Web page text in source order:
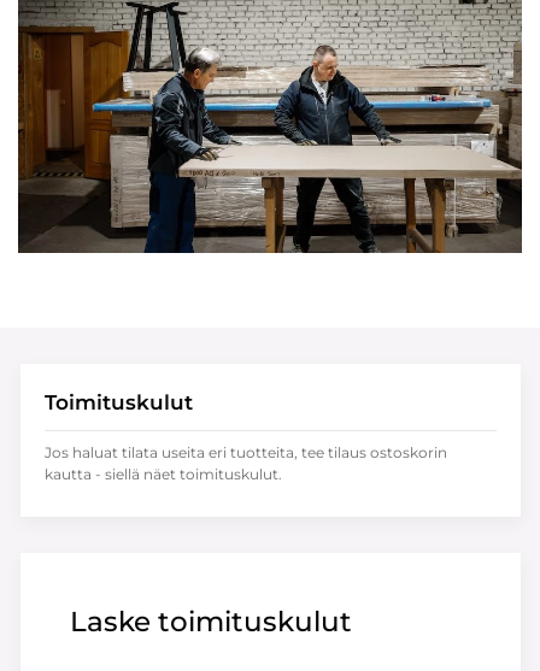
Laske toimituskulut
Toimituskulut
Jos haluat tilata useita eri tuotteita, tee tilaus ostoskorin
kautta - siellä näet toimituskulut.